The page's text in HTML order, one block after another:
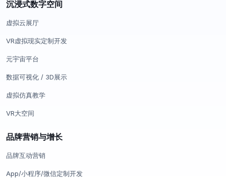
沉浸式数字空间
虚拟云展厅
VR虚拟现实定制开发
元宇宙平台
数据可视化 / 3D展示
虚拟仿真教学
VR大空间
品牌营销与增长
品牌互动营销
App/小程序/微信定制开发